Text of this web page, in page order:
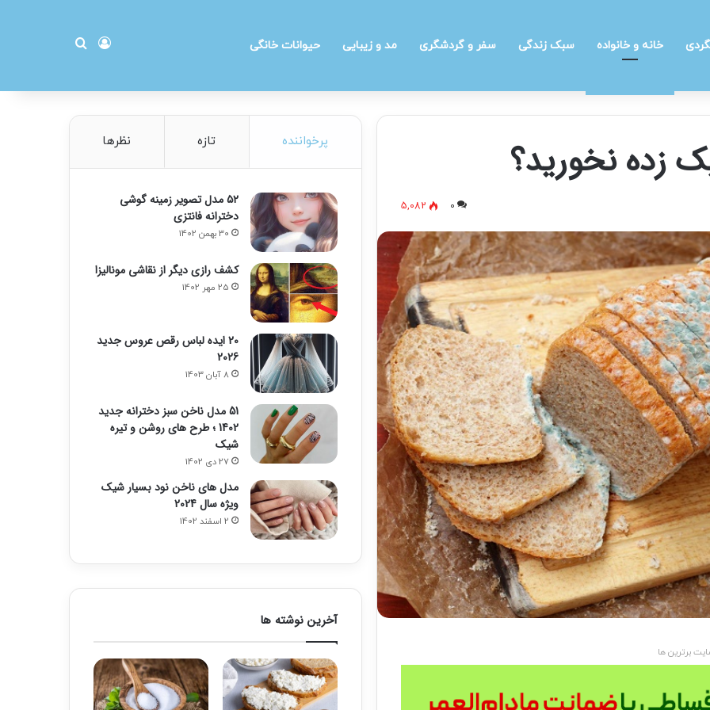
خانه و خانواده سبک زندگی سفر و گردشگری مد و زیبایی حیوانات خانگی ورود
زده نخورید؟
0
5,082
برترین ها
پرخواننده تازه نظرها
۵۲ مدل تصویر زمینه گوشی
دخترانه فانتزی
30 بهمن 1402
کشف رازی دیگر از نقاشی مونالیزا
25 مهر 1402
20 ایده لباس رقص عروس جدید
2026
8 آبان 1403
51 مدل ناخن سبز دخترانه جدید
1402 ؛ طرح های روشن و تیره
شیک
27 دی 1402
مدل های ناخن نود بسیار شیک
ویژه سال 2024
2 اسفند 1402
آخرین نوشته ها